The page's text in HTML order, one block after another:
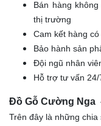
Bán hàng
thị trường
Cam kết hàng
Bảo hành sản
Đội ngũ nhân
Hỗ trợ tư vấn 24/
Đồ Gỗ Cường Nga
Trên đây là những chia